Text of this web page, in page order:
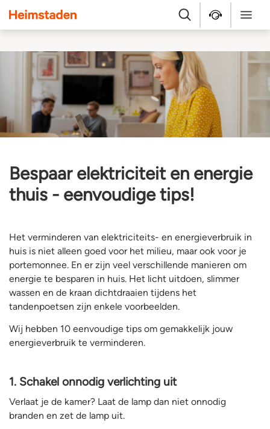
Heimstaden
Zoek Service &Menu
Bespaar elektriciteit en energie
thuis - eenvoudige tips!
Het verminderen van elektriciteits- en energieverbruik in
huis is niet alleen goed voor het milieu, maar ook voor je
portemonnee. En er zijn veel verschillende manieren om
energie te besparen in huis. Het licht uitdoen, slimmer
wassen en de kraan dichtdraaien tijdens het
tandenpoetsen zijn enkele voorbeelden.
Wij hebben 10 eenvoudige tips om gemakkelijk jouw
energieverbruik te verminderen.
1. Schakel onnodig verlichting uit
Verlaat je de kamer? Laat de lamp dan niet onnodig
branden en zet de lamp uit.